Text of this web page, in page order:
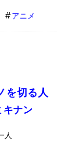
アニメ
を切る人
キナン
人